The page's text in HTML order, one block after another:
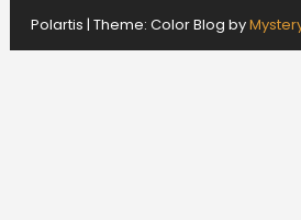
Polartis | Theme: Color Blog by